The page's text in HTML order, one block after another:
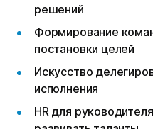
решений
Формирование
постановки целей
Искусство
исполнения
HR для